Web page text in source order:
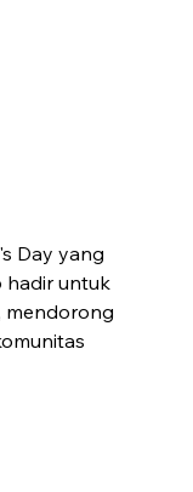
Day yang
hadir untuk
mendorong